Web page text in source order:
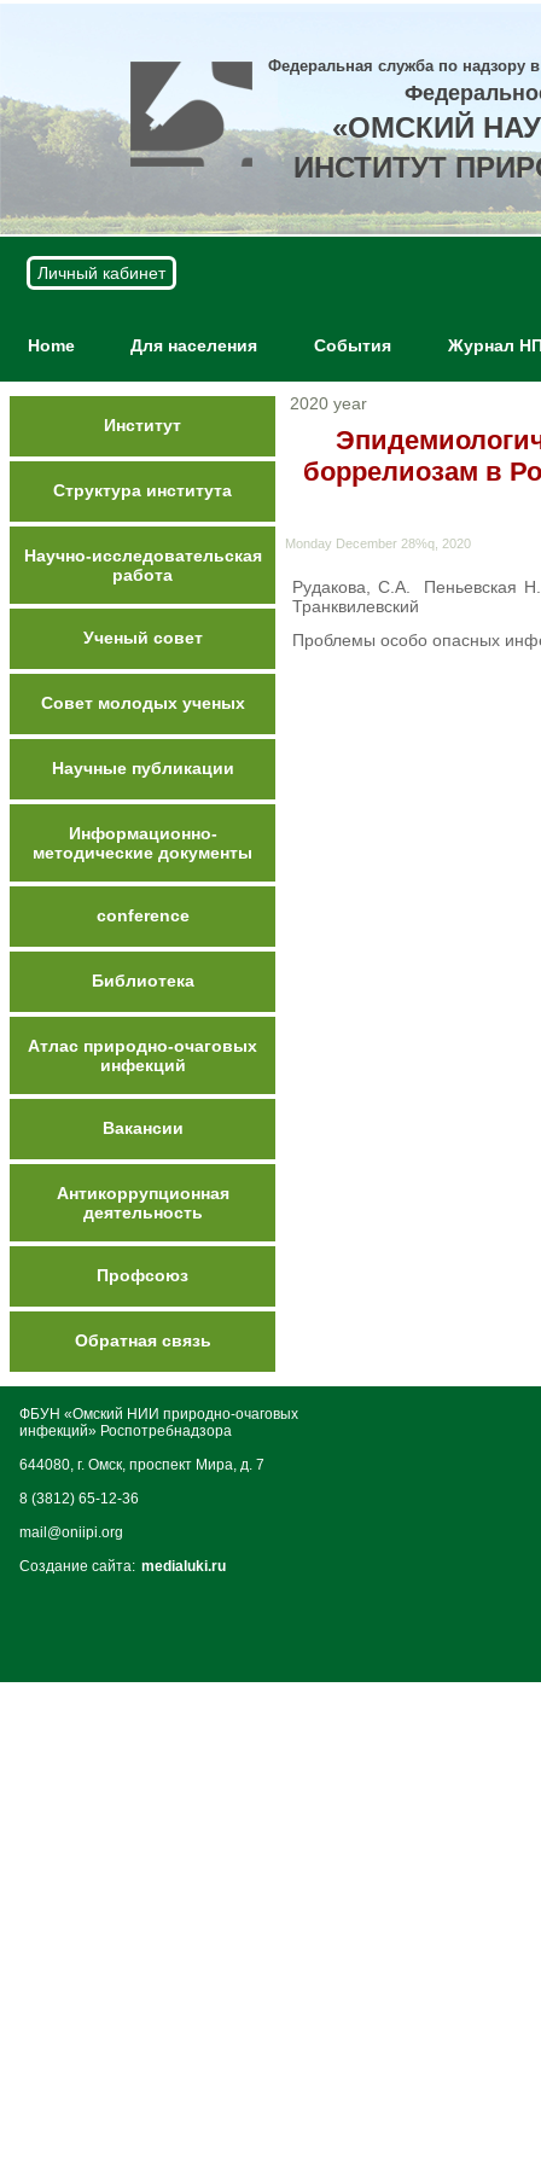
Федеральная служба по надзору
«ОМСКИЙ
ИНСТИТУТ
Личный кабинет
Home Для населения События Журнал
Институт
Структура института
Научно-исследовательская
работа
Ученый совет
Совет молодых ученых
Научные публикации
Информационно-
методические документы
conference
Библиотека
Атлас природно-очаговых
инфекций
Вакансии
Антикоррупционная
деятельность
Профсоюз
Обратная связь
2020 year
боррелиозам в
Monday December 28%q, 2020
Рудакова, С.А. Пеньевская
Транквилевский
Проблемы особо опасных
ФБУН «Омский НИИ природно-очаговых
инфекций» Роспотребнадзора
644080, г. Омск, проспект Мира, д. 7
8 (3812) 65-12-36
mail@oniipi.org
Создание сайта: medialuki.ru